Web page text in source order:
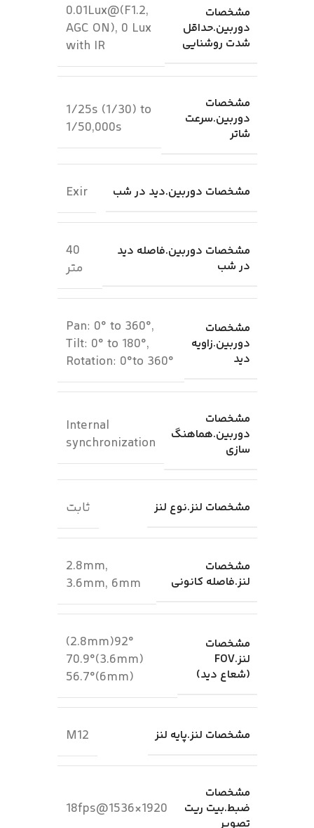
مشخصات
دوربین.حداقل
شدت روشنایی
0.01Lux@(F1.2,
AGC ON), 0 Lux
with IR
مشخصات
دوربین.سرعت
شاتر
1/25s (1/30) to
1/50,000s
مشخصات دوربین.دید در شب Exir
مشخصات دوربین.فاصله دید
در شب
40
متر
مشخصات
دوربین.زاویه
دید
Pan: 0° to 360°,
Tilt: 0° to 180°,
Rotation: 0°to 360°
مشخصات
دوربین.هماهنگ
سازی
Internal
synchronization
مشخصات لنز.نوع لنز ثابت
مشخصات
لنز.فاصله کانونی
2.8mm,
3.6mm, 6mm
مشخصات
لنز.FOV
(شعاع دید)
92°(2.8mm)
70.9°(3.6mm)
56.7°(6mm)
مشخصات لنز.پایه لنز M12
مشخصات
ضبط.بیت ریت
تصویر
1920×1536@18fps